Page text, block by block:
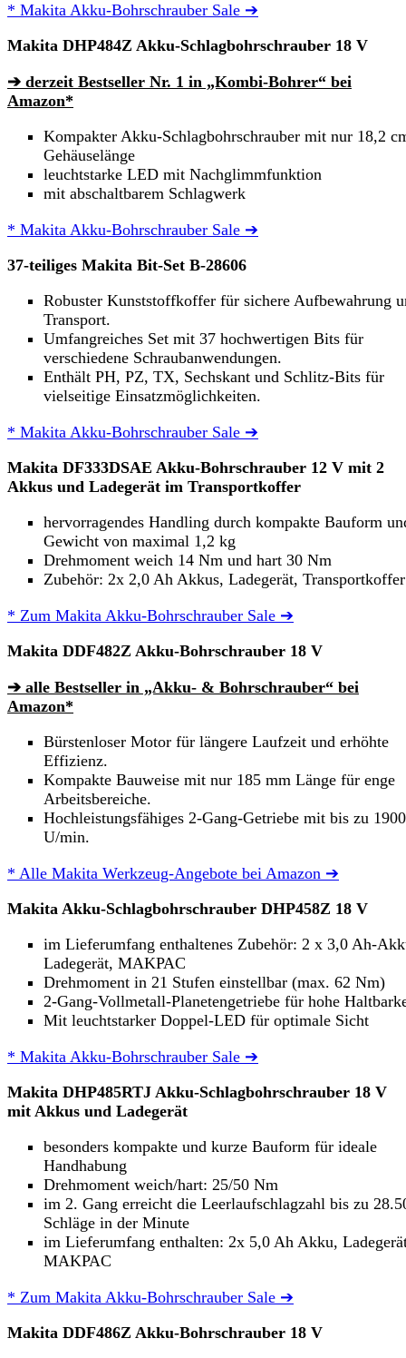
* Makita Akku-Bohrschrauber Sale ➔
Makita DHP484Z Akku-Schlagbohrschrauber 18 V
➔ derzeit Bestseller Nr. 1 in „Kombi-Bohrer“ bei
Amazon*
Kompakter Akku-Schlagbohrschrauber mit nur 18,2
Gehäuselänge
leuchtstarke LED mit Nachglimmfunktion
mit abschaltbarem Schlagwerk
* Makita Akku-Bohrschrauber Sale ➔
37-teiliges Makita Bit-Set B-28606
Robuster Kunststoffkoffer für sichere Aufbewahrung
Transport.
Umfangreiches Set mit 37 hochwertigen Bits für
verschiedene Schraubanwendungen.
Enthält PH, PZ, TX, Sechskant und Schlitz-Bits für
vielseitige Einsatzmöglichkeiten.
* Makita Akku-Bohrschrauber Sale ➔
Makita DF333DSAE Akku-Bohrschrauber 12 V mit 2
Akkus und Ladegerät im Transportkoffer
hervorragendes Handling durch kompakte Bauform
Gewicht von maximal 1,2 kg
Drehmoment weich 14 Nm und hart 30 Nm
Zubehör: 2x 2,0 Ah Akkus, Ladegerät, Transportkoffer
* Zum Makita Akku-Bohrschrauber Sale ➔
Makita DDF482Z Akku-Bohrschrauber 18 V
➔ alle Bestseller in „Akku- & Bohrschrauber“ bei
Amazon*
Bürstenloser Motor für längere Laufzeit und erhöhte
Effizienz.
Kompakte Bauweise mit nur 185 mm Länge für enge
Arbeitsbereiche.
Hochleistungsfähiges 2-Gang-Getriebe mit bis zu 1900
U/min.
* Alle Makita Werkzeug-Angebote bei Amazon ➔
Makita Akku-Schlagbohrschrauber DHP458Z 18 V
im Lieferumfang enthaltenes Zubehör: 2 x 3,0 Ah-
Ladegerät, MAKPAC
Drehmoment in 21 Stufen einstellbar (max. 62 Nm)
2-Gang-Vollmetall-Planetengetriebe für hohe
Mit leuchtstarker Doppel-LED für optimale Sicht
* Makita Akku-Bohrschrauber Sale ➔
Makita DHP485RTJ Akku-Schlagbohrschrauber 18 V
mit Akkus und Ladegerät
besonders kompakte und kurze Bauform für ideale
Handhabung
Drehmoment weich/hart: 25/50 Nm
im 2. Gang erreicht die Leerlaufschlagzahl bis zu
Schläge in der Minute
im Lieferumfang enthalten: 2x 5,0 Ah Akku,
MAKPAC
* Zum Makita Akku-Bohrschrauber Sale ➔
Makita DDF486Z Akku-Bohrschrauber 18 V